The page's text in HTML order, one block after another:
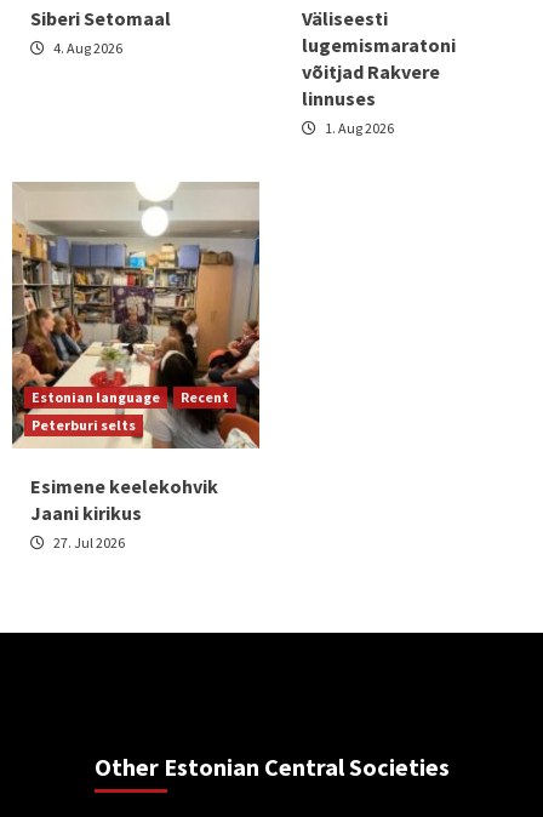
Siberi Setomaal
4. Aug 2026
Väliseesti
lugemismaratoni
võitjad Rakvere
linnuses
1. Aug 2026
Estonian language
Recent
Peterburi selts
Esimene keelekohvik
Jaani kirikus
27. Jul 2026
Other Estonian Central Societies